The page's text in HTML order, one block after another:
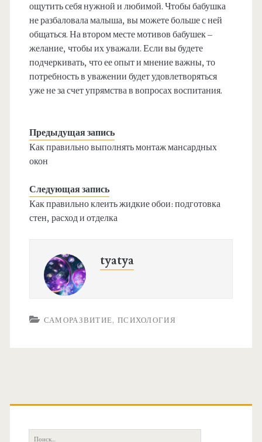
ощутить себя нужной и любимой. Чтобы бабушка
не разбаловала малыша, вы можете больше с ней
общаться. На втором месте мотивов бабушек –
желание, чтобы их уважали. Если вы будете
подчеркивать, что ее опыт и мнение важны, то
потребность в уважении будет удовлетворяться
уже не за счет упрямства в вопросах воспитания.
Предыдущая запись
Как правильно выполнять монтаж мансардных
окон
Следующая запись
Как правильно клеить жидкие обои: подготовка
стен, расход и отделка
tyatya
САМОРАЗВИТИЕ, ПСИХОЛОГИЯ
О
П